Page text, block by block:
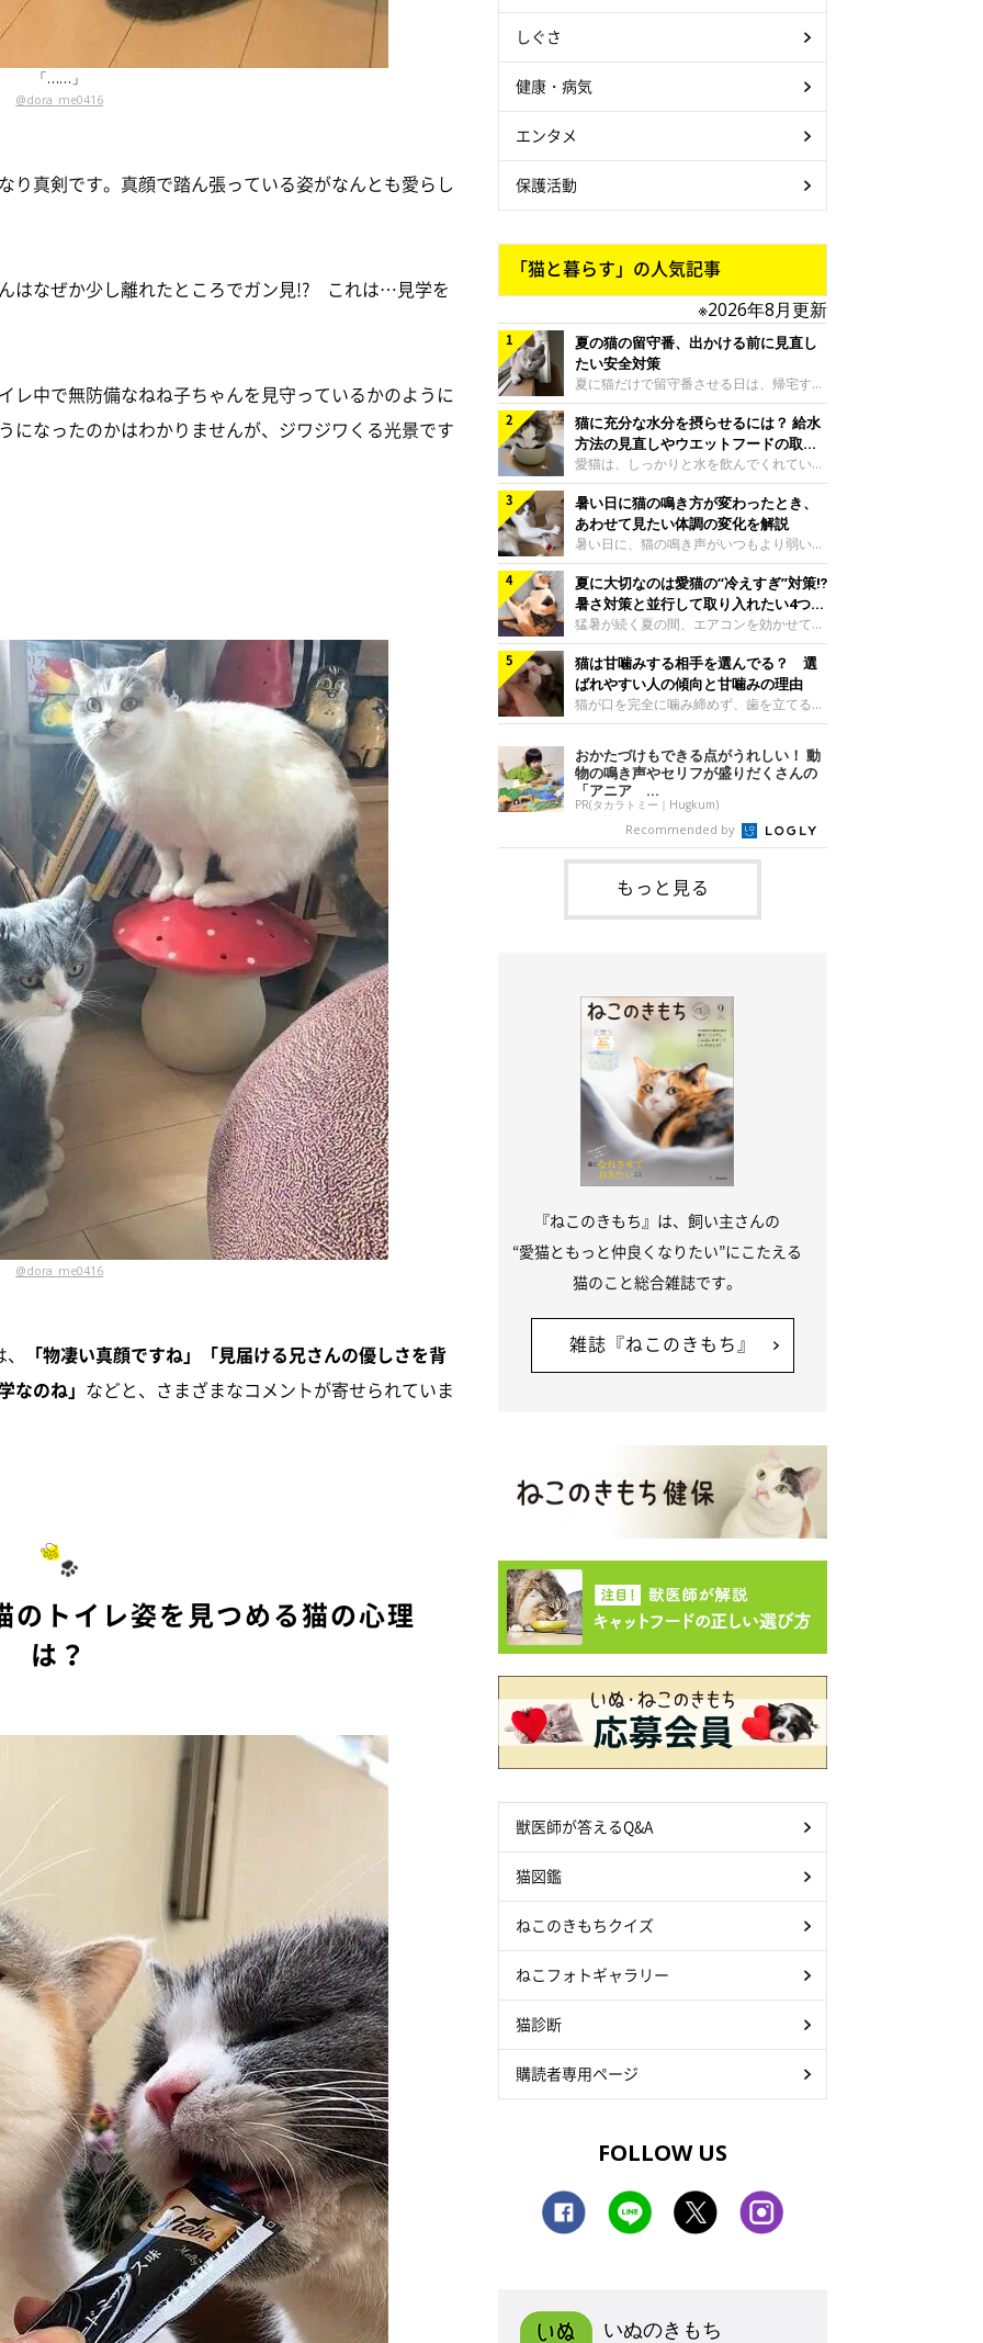
「……」
@dora_me0416
り真剣です。真顔で踏ん張っている姿がなんとも愛らし
はなぜか少し離れたところでガン見!? これは…見学を
レ中で無防備なねね子ちゃんを見守っているかのように
になったのかはわかりませんが、ジワジワくる光景です
@dora_me0416
「物凄い真顔ですね」「見届ける兄さんの優しさを背
なのね」 などと、さまざまなコメントが寄せられていま
のトイレ姿を見つめる猫の心理
は？
しぐさ
健康・病気
エンタメ
保護活動
「猫と暮らす」の人気記事
※2026年8月更新
夏の猫の留守番、出かける前に見直し
たい安全対策
夏に猫だけで留守番させる日は、帰宅する
まで部屋が暑くなりすぎないか、水は足り
るかと気になる飼い主さんもいるでしょ
う。家の中なら安全と思っていても、日中
は室温が急に上がることがあります。留守
中の暑さから猫を守るために準備したいこ
とや、帰宅後に見たいサインなどについ
て、ねこのきもち獣医師相談室の岡本りさ
先生に伺いました。 留守中は室温が急に
上がることがあるねこのきもち投稿写真ギ
ャラリー夏の日中は、エアコンが切れると
室温が急に上昇する場合があります。猫は
自分で涼しい場所を探すのが得意ですが、
部屋全体が暑くなれ
猫に充分な水分を摂らせるには？ 給水
方法の見直しやウエットフードの取り
入れ方を解説
愛猫は、しっかりと水を飲んでくれていま
すか？ 夏場はエアコンで室内が涼しいこ
ともあり、猫があまり水を飲まないこと
も。積極的に水分を摂らせるためには、給
水方法を見直したり、フードから水分を摂
らせたりする方法があります。今回は獣医
師の重本仁先生に、猫に水分を摂らせるた
めにできるためできる工夫を教えていただ
きました。ボウルの高さを愛猫の好みにね
このきもち投稿写真ギャラリー水飲みボウ
ルの高さは、猫が飲むときに頭が胃より下
にならないように設定すると飲みやすいで
しょう。首を深く折り曲げずに済むため、
関節や食道への負
暑い日に猫の鳴き方が変わったとき、
あわせて見たい体調の変化を解説
暑い日に、猫の鳴き声がいつもより弱い、
かすれる、しつこく鳴くなど、ふだんと違
って聞こえることがあります。 そんなと
き、あわせてどのような様子を確認したら
よいのでしょうか。暑い日に猫の鳴き方が
変わるときの見方や注意したい体調の変化
などについて、ねこのきもち獣医師相談室
の山口みき先生に伺いました。 鳴き方の
変化だけで判断せず、全身の様子も確認し
てねこのきもち投稿写真ギャラリー猫の鳴
ように見えることがあります。 ただ、鳴
き声だけで原因を決めるのは難しく、体調
や環境の変化を
夏に大切なのは愛猫の“冷えすぎ”対策⁉
暑さ対策と並行して取り入れたい4つの
工夫
猛暑が続く夏の間、エアコンを効かせて室
内を冷やしますよね。しかし、人にとって
は快適な温度でも、猫にとっては温度が低
すぎることも。暑さ対策と並行して、冷え
すぎ対策もしっかりと行うことが大切で
す。今回は獣医師の重本仁先生に、猫の冷
えすぎを防ぐ4つの対策を教えていただき
ました。（1） 冷房の効いていない部屋に
行き来できるようにするねこのきもち投稿
写真ギャラリー猫が寒いと感じたときに、
冷気から逃れる「逃げ場」を用意しておき
ましょう。冷房の効いていない部屋や廊下
へも自由に行き来できるように、ドアは猫
が通れる程度に
猫は甘噛みする相手を選んでる？ 選
ばれやすい人の傾向と甘噛みの理由
猫が口を完全に噛み締めず、歯を立てる程
度に噛む“甘噛み”。遊びやスキンシップの
ときに繰り出すことがありますが、同じ家
族でも噛まれる頻度に違いがあると感じる
ことも。ねこのきもちWEB MAGAZINEで
は、飼い主さんたちにアンケートを実施
し、愛猫が甘噛みする相手を選んでいると
感じる状況を教えてもらいました。また、
ねこのきもち獣医師相談室の原駿太朗先生
には、実際に猫は甘噛みする相手を選んで
いるのか、その真相をお聞きします。約6
割の飼い主さんが「甘噛みする相手を選ん
おかたづけもできる点がうれしい！ 動
物の鳴き声やセリフが盛りだくさんの
「アニア ...
PR(タカラトミー｜Hugkum)
Recommended by
もっと見る
『ねこのきもち』は、飼い主さんの
“愛猫ともっと仲良くなりたい”にこたえる
猫のこと総合雑誌です。
雑誌『ねこのきもち』
獣医師が答えるQ&A
猫図鑑
ねこのきもちクイズ
ねこフォトギャラリー
猫診断
購読者専用ページ
FOLLOW US
いぬのきもち